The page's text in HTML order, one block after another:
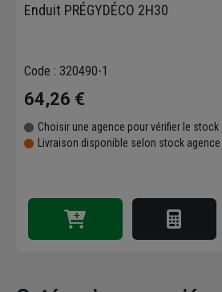
Enduit PRÉGYDÉCO 2H30
Code : 320490-1
64,26 €
Choisir une agence pour vérifier le stock
Livraison disponible selon stock agence